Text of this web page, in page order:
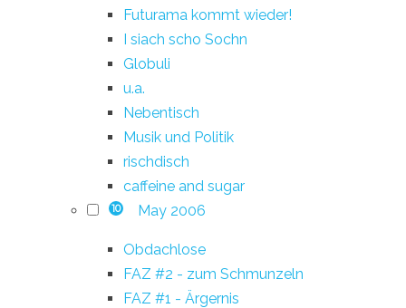
Futurama kommt wieder!
I siach scho Sochn
Globuli
u.a.
Nebentisch
Musik und Politik
rischdisch
caffeine and sugar
10 May 2006
Obdachlose
FAZ #2 - zum Schmunzeln
FAZ #1 - Ärgernis